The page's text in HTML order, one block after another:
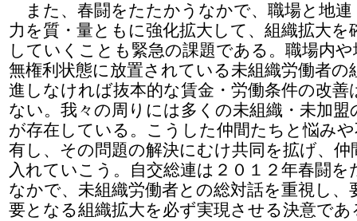
また、春闘をたたかうなかで、職場と地連
力を質・量ともに強化拡大して、組織拡大を
していくことも緊急の課題である。職場内
無権利状態に放置されている未組織労働者の
進しなければ抜本的な賃金・労働条件の改善
ない。我々の周りには多くの未組織・未加盟
が存在している。こうした仲間たちと悩み
有し、その問題の解決にむけ共同を拡げ、仲
入れていこう。自交総連は２０１２年春闘を
なかで、未組織労働者との総対話を重視し、
要となる組織拡大を必ず実現させる決意であ